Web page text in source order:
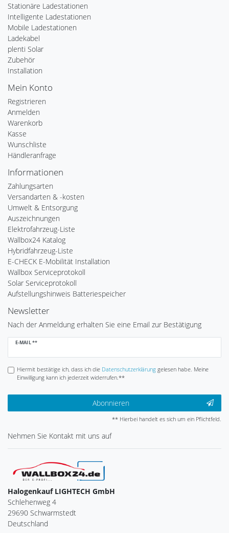
Stationäre Ladestationen
Intelligente Ladestationen
Mobile Ladestationen
Ladekabel
plenti Solar
Zubehör
Installation
Mein Konto
Registrieren
Anmelden
Warenkorb
Kasse
Wunschliste
Händleranfrage
Informationen
Zahlungsarten
Versandarten & -kosten
Umwelt & Entsorgung
Auszeichnungen
Elektrofahrzeug-Liste
Wallbox24 Katalog
Hybridfahrzeug-Liste
E-CHECK E-Mobilität Installation
Wallbox Serviceprotokoll
Solar Serviceprotokoll
Aufstellungshinweis Batteriespeicher
Newsletter
Nach der Anmeldung erhalten Sie eine Email zur Bestätigung
E-MAIL **
Newsletter
Hiermit bestätige ich, dass ich die Daten­schutz­erklärunggelesen habe. Meine
Einwilligung kann ich jederzeit widerrufen.**
Abonnieren
** Hierbei handelt es sich um ein Pflichtfeld.
Nehmen Sie Kontakt mit uns auf
Halogenkauf LIGHTECH GmbH
Schlehenweg 4
29690 Schwarmstedt
Deutschland